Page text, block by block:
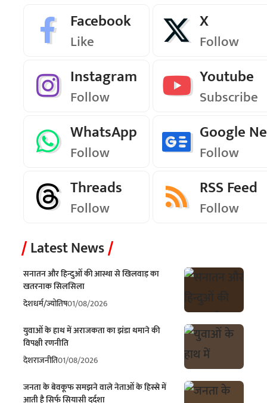
Facebook
Like
X
Follow
Instagram
Follow
Youtube
Subscribe
WhatsApp
Follow
Google
Follow
Threads
Follow
RSS Feed
Follow
Latest News
सनातन और हिन्दुओं की आस्था से खिलवाड़ का
खतरनाक सिलसिला
देशधर्म/ज्योतिष01/08/2026
युवाओं के हाथ में अराजकता का झंडा थमाने की
विपक्षी रणनीति
देशराजनीति01/08/2026
जनता के बेवकूफ समझने वाले नेताओं के हिस्से में
आती है सिर्फ सियासी दुर्दशा